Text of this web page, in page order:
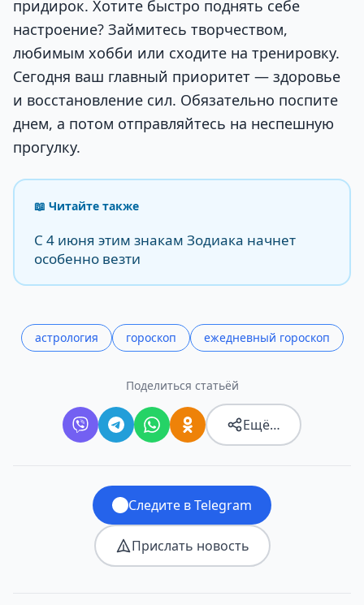
придирок. Хотите быстро поднять себе
настроение? Займитесь творчеством,
любимым хобби или сходите на тренировку.
Сегодня ваш главный приоритет — здоровье
и восстановление сил. Обязательно поспите
днем, а потом отправляйтесь на неспешную
прогулку.
📖 Читайте также
С 4 июня этим знакам Зодиака начнет
особенно везти
астрология гороскоп ежедневный гороскоп
Поделиться статьёй
Ещё…
Следите в Telegram
Прислать новость